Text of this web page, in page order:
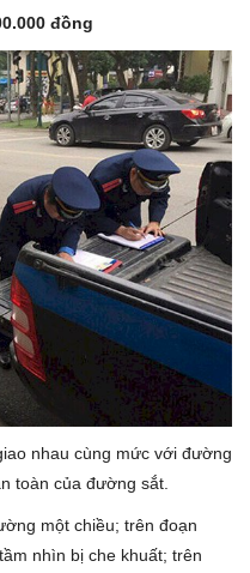
đồng
nhau cùng mức với đường
toàn của đường sắt.
một chiều; trên đoạn
nhìn bị che khuất; trên